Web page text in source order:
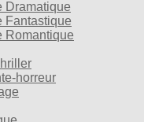
Dramatique
Fantastique
Romantique
horreur